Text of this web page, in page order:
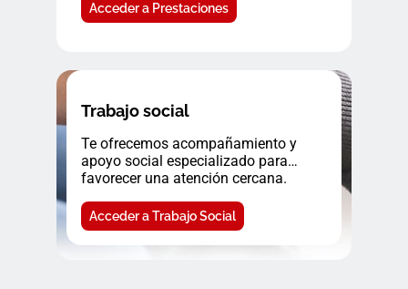
Acceder a Prestaciones
Trabajo social
Te ofrecemos acompañamiento y
apoyo social especializado para
favorecer una atención cercana.
Acceder a Trabajo Social